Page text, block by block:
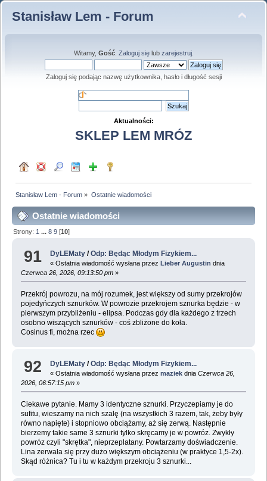
Stanisław Lem - Forum
Witamy, Gość. Zaloguj sięlub zarejestruj.
Zaloguj się podając nazwę użytkownika, hasło i długość sesji
Aktualności:
SKLEP LEM MRÓZ
Stanisław Lem - Forum » Ostatnie wiadomości
Ostatnie wiadomości
Strony: 1 ...8 9 [10]
91 DyLEMaty /Odp: Będąc Młodym Fizykiem...
« Ostatnia wiadomość wysłana przezLieber Augustin dnia
Czerwca 26, 2026, 09:13:50 pm»
Przekrój powrozu, na mój rozumek, jest większy od sumy przekrojów
pojedyńczych sznurków. W powrozie przekrojem sznurka będzie - w
pierwszym przybliżeniu - elipsa. Podczas gdy dla każdego z trzech
osobno wiszących sznurków - coś zbliżone do koła.
Cosinus fi, można rzec
92 DyLEMaty /Odp: Będąc Młodym Fizykiem...
« Ostatnia wiadomość wysłana przezmaziek dnia Czerwca 26,
2026, 06:57:15 pm»
Ciekawe pytanie. Mamy 3 identyczne sznurki. Przyczepiamy je do
sufitu, wieszamy na nich szalę (na wszystkich 3 razem, tak, żeby były
równo napięte) i stopniowo obciążamy, aż się zerwą. Następnie
bierzemy takie same 3 sznurki tylko skręcamy je w powróz. Zwykły
powróz czyli "skrętka", nieprzeplatany. Powtarzamy doświadczenie.
Lina zerwała się przy dużo większym obciążeniu (w praktyce 1,5-2x).
Skąd różnica? Tu i tu w każdym przekroju 3 sznurki...